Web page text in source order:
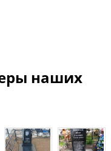
наших